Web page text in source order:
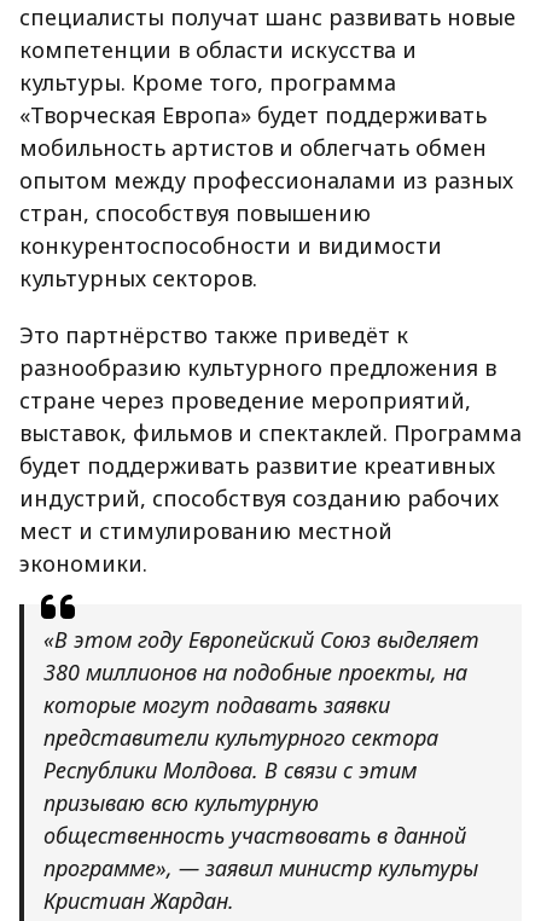
специалисты получат шанс развивать новые
компетенции в области искусства и
культуры. Кроме того, программа
«Творческая Европа» будет поддерживать
мобильность артистов и облегчать обмен
опытом между профессионалами из разных
стран, способствуя повышению
конкурентоспособности и видимости
культурных секторов.
Это партнёрство также приведёт к
разнообразию культурного предложения в
стране через проведение мероприятий,
выставок, фильмов и спектаклей. Программа
будет поддерживать развитие креативных
индустрий, способствуя созданию рабочих
мест и стимулированию местной
экономики.
«В этом году Европейский Союз выделяет
380 миллионов на подобные проекты, на
которые могут подавать заявки
представители культурного сектора
Республики Молдова. В связи с этим
призываю всю культурную
общественность участвовать в данной
программе», — заявил министр культуры
Кристиан Жардан.